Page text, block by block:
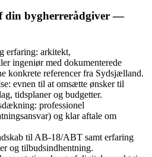
din bygherrerådgiver —
erfaring: arkitekt,
ingeniør med dokumenterede
konkrete referencer fra Sydsjælland.
evnen til at omsætte ønsker til
tidsplaner og budgetter.
professionel
og klar aftale om
til AB‑18/ABT samt erfaring
og tilbudsindhentning.